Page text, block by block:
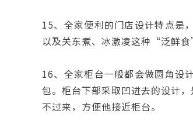
15、全家便利的门店设计特点是
以及关东煮、冰激凌这种“泛鲜
16、全家柜台一般都会做圆角设
包。柜台下部采取凹进去的设计
不过来，方便他接近柜台。